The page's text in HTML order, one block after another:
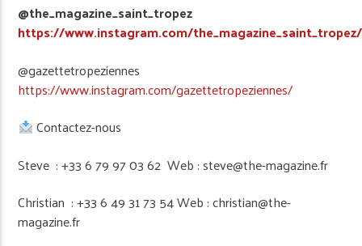
@the_magazine_saint_tropez
https://www.instagram.com/the_magazine_saint_tropez/
@gazettetropeziennes
https://www.instagram.com/gazettetropeziennes/
Contactez-nous
Steve : +33 6 79 97 03 62 Web : steve@the-magazine.fr
Christian : +33 6 49 31 73 54 Web : christian@the-
magazine.fr